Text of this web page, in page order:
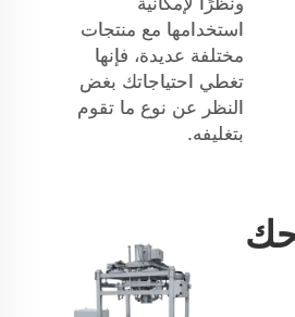
استخدامها مع منتجات
مختلفة عديدة، فإنها
تغطي احتياجاتك بغض
النظر عن نوع ما تقوم
بتغليفه.